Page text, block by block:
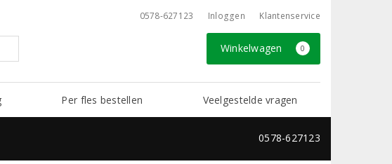
0578-627123 Inloggen Klantenservice
Winkelwagen 0
Per fles bestellen Veelgestelde vragen
0578-627123